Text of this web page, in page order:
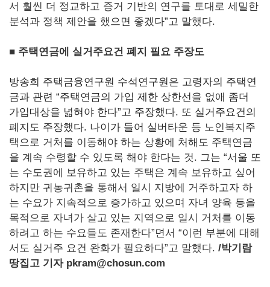
서 훨씬 더 정교하고 증거 기반의 연구를 토대로 세밀한
분석과 정책 제안을 했으면 좋겠다”고 말했다.
■ 주택연금에 실거주요건 폐지 필요 주장도
방송희 주택금융연구원 수석연구원은 고령자의 주택연
금과 관련 “주택연금의 가입 제한 상한선을 없애 좀더
가입대상을 넓혀야 한다”고 주장했다. 또 실거주요건의
폐지도 주장했다. 나이가 들어 실버타운 등 노인복지주
택으로 거처를 이동해야 하는 상황에 처해도 주택연금
을 계속 수령할 수 있도록 해야 한다는 것. 그는 “서울 또
는 수도권에 보유하고 있는 주택은 계속 보유하고 싶어
하지만 귀농귀촌을 통해서 일시 지방에 거주하고자 하
는 수요가 지속적으로 증가하고 있으며 자녀 양육 등을
목적으로 자녀가 살고 있는 지역으로 일시 거처를 이동
하려고 하는 수요들도 존재한다”면서 “이런 부분에 대해
서도 실거주 요건 완화가 필요하다”고 말했다. /박기람
땅집고 기자 pkram@chosun.com